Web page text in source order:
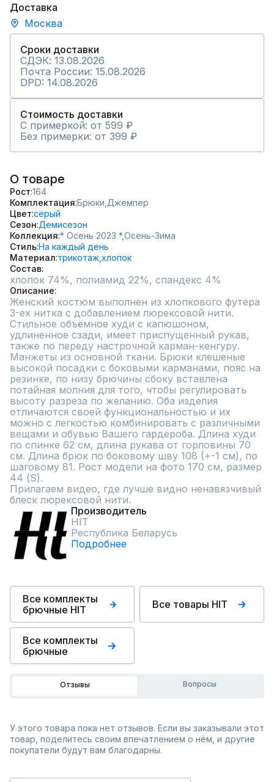
Доставка
Москва
Сроки доставки
СДЭК: 13.08.2026
Почта России: 15.08.2026
DPD: 14.08.2026
Стоимость доставки
С примеркой: от 599 ₽
Без примерки: от 399 ₽
О товаре
Рост 164
Комплектация Брюки, Джемпер
Цвет серый
Сезон Демисезон
Коллекция * Осень 2023 *,Осень-Зима
СтильНа каждый день
Материал трикотаж, хлопок
Состав
хлопок 74%, полиамид 22%, спандекс 4%
Описание
Женский костюм выполнен из хлопкового футера
3-ех нитка с добавлением люрексовой нити.
Стильное объёмное худи с капюшоном,
удлиненное сзади, имеет приспущенный рукав,
также по переду настрочной карман-кенгуру.
Манжеты из основной ткани. Брюки клешеные
высокой посадки с боковыми карманами, пояс на
резинке, по низу брючины сбоку вставлена
потайная молния для того, чтобы регулировать
высоту разреза по желанию. Оба изделия
отличаются своей функциональностью и их
можно с легкостью комбинировать с различными
вещами и обувью Вашего гардероба. Длина худи
по спинке 62 см, длина рукава от горловины 70
см. Длина брюк по боковому шву 108 (+-1 см), по
шаговому 81. Рост модели на фото 170 см, размер
44 (S).
Прилагаем видео, где лучше видно ненавязчивый
блеск люрексовой нити.
Производитель
HIT
Республика Беларусь
Подробнее
Все комплекты
брючные HIT
Все товары HIT
Все комплекты
брючные
Отзывы Вопросы
У этого товара пока нет отзывов. Если вы заказывали этот
товар, поделитесь своим впечатлением о нём, и другие
покупатели будут вам благодарны.